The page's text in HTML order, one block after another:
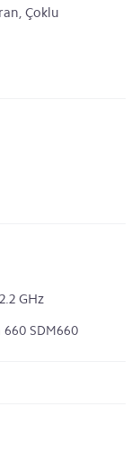
Çoklu
2.2 GHz
660 SDM660